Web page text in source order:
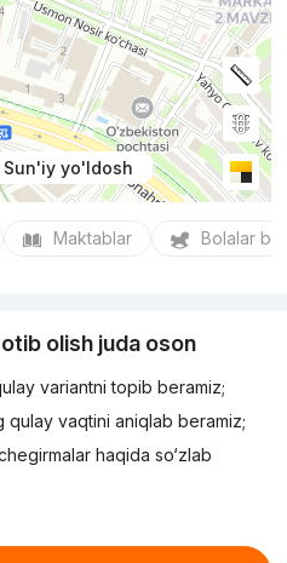
Sun'iy yo'ldosh
Maktablar Bolalar
olish juda oson
variantni topib beramiz;
qulay vaqtini aniqlab beramiz;
haqida so‘zlab